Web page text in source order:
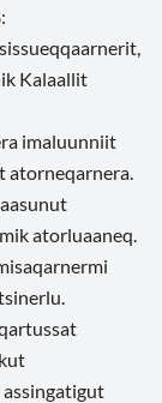
Kalaallit
imaluunniit
atorneqarnera.
atorluaaneq.